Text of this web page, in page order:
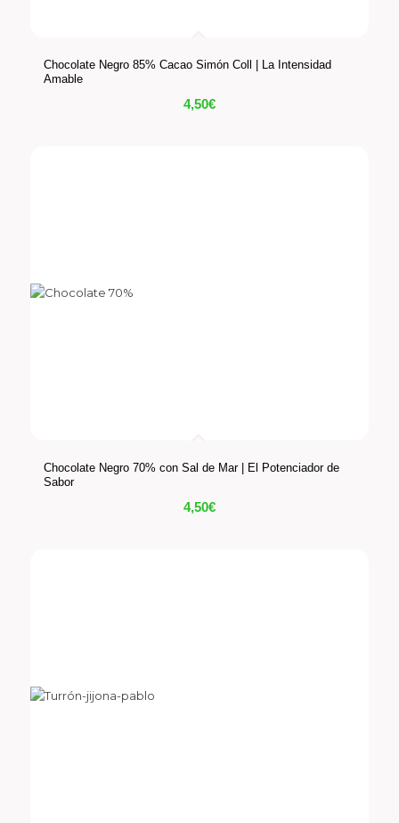
Chocolate Negro 85% Cacao Simón Coll | La Intensidad
Amable
4,50€
Chocolate Negro 70% con Sal de Mar | El Potenciador de
Sabor
4,50€